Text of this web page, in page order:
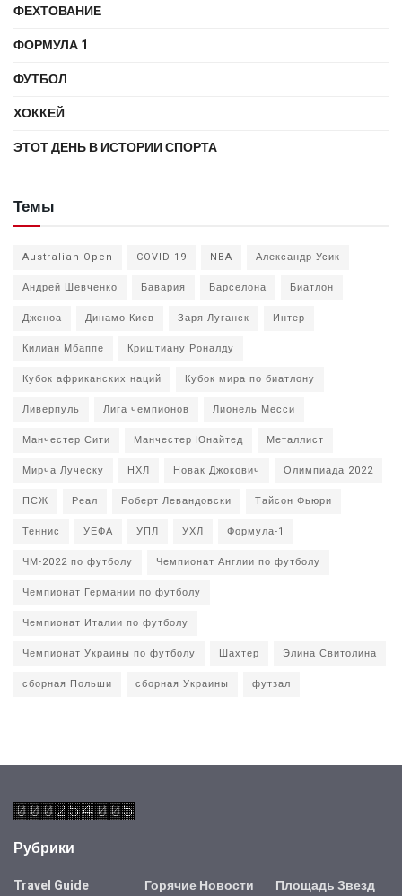
ФЕХТОВАНИЕ
ФОРМУЛА 1
ФУТБОЛ
ХОККЕЙ
ЭТОТ ДЕНЬ В ИСТОРИИ СПОРТА
Темы
Australian Open COVID-19 NBA
Александр Усик
Андрей Шевченко
Бавария Барселона
Биатлон
Дженоа
Динамо Киев Заря Луганск
Интер
Килиан Мбаппе
Криштиану Роналду
Кубок африканских наций
Кубок мира по биатлону
Ливерпуль
Лига чемпионов
Лионель Месси
Манчестер Сити
Манчестер Юнайтед
Металлист
Мирча Луческу
НХЛ Новак Джокович
Олимпиада 2022
ПСЖ
Реал Роберт Левандовски
Тайсон Фьюри
Теннис
УЕФА УПЛ УХЛ
Формула-1
ЧМ-2022 по футболу
Чемпионат Англии по футболу
Чемпионат Германии по футболу
Чемпионат Италии по футболу
Чемпионат Украины по футболу
Шахтер
Элина Свитолина
сборная Польши
сборная Украины футзал
Рубрики
Travel Guide
Горячие Новости
Площадь Звезд